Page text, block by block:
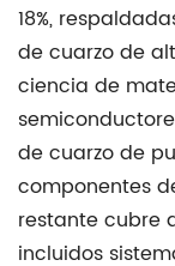
6
Acerca
de
Productos
de
cuarzo
Yancheng
18%,
de cuarzo de
ciencia de
de cuarzo de
componentes
restante cubre
incluidos